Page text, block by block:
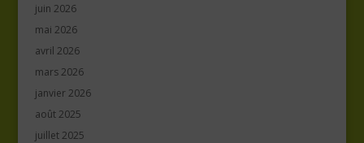
juin 2026
mai 2026
avril 2026
mars 2026
janvier 2026
août 2025
juillet 2025